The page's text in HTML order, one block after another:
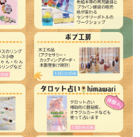
お問い合わせ